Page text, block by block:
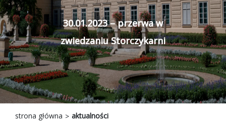
30.01.2023 – przerwa w
zwiedzaniu Storczykarni
strona główna aktualności